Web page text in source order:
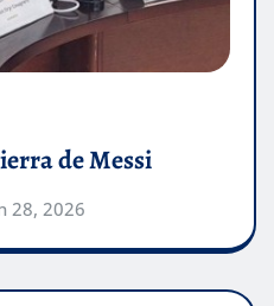
de Messi
28, 2026